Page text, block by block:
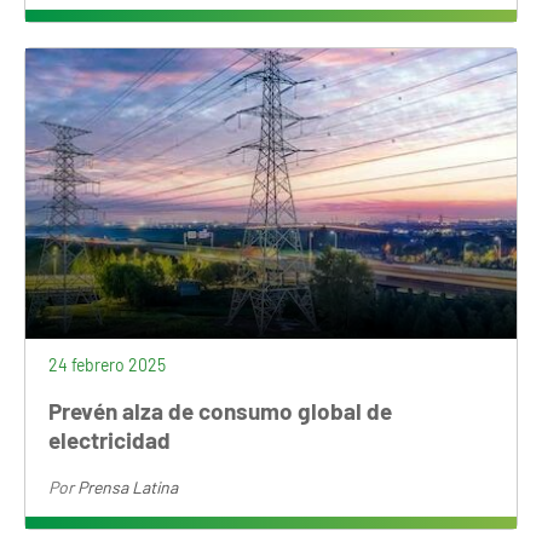
24 febrero 2025
Prevén alza de consumo global de
electricidad
PorPrensa Latina